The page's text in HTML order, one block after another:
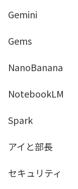
Gemini
Gems
NanoBanana
NotebookLM
Spark
アイと部長
セキュリティ